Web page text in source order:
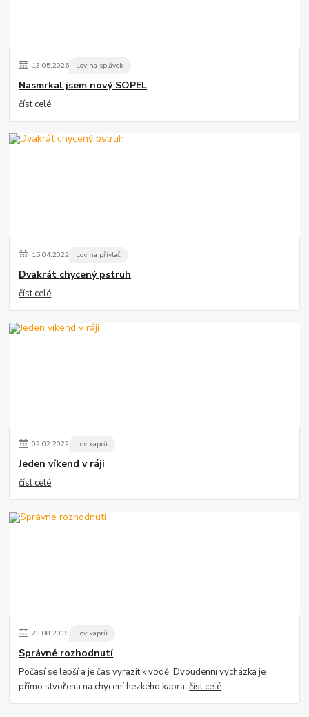
13.05.2026 Lov na splávek
Nasmrkal jsem nový SOPEL
číst celé
15.04.2022 Lov na přívlač
Dvakrát chycený pstruh
číst celé
02.02.2022 Lov kaprů
Jeden víkend v ráji
číst celé
23.08.2019 Lov kaprů
Správné rozhodnutí
Počasí se lepší a je čas vyrazit k vodě. Dvoudenní vycházka je
přímo stvořena na chycení hezkého kapra.číst celé